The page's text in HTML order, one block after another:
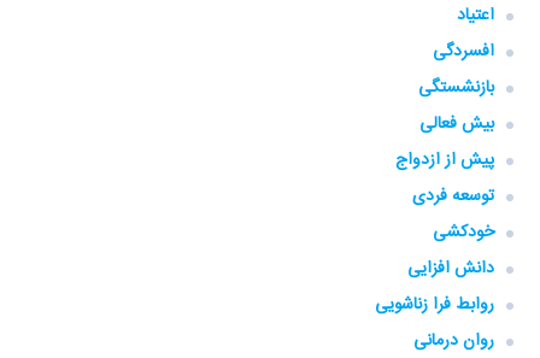
اعتیاد
افسردگی
بازنشستگی
بیش فعالی
پیش از ازدواج
توسعه فردی
خودکشی
دانش افزایی
روابط فرا زناشویی
روان درمانی